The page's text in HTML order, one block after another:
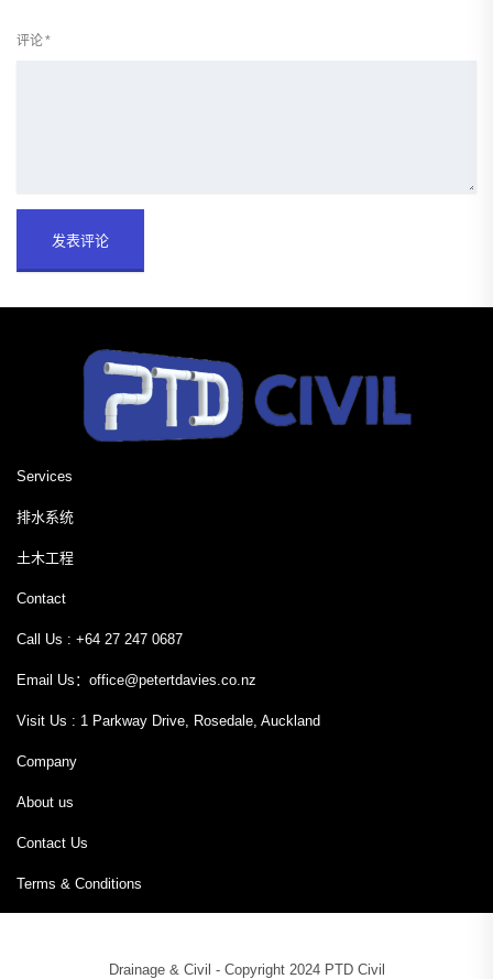
评论*
Services
排水系统
土木工程
Contact
Call Us : +64 27 247 0687
Email Us： office@petertdavies.co.nz
Visit Us : 1 Parkway Drive, Rosedale, Auckland
Company
About us
Contact Us
Terms & Conditions
Drainage & Civil - Copyright 2024 PTD Civil